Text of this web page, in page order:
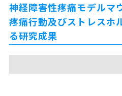
神経障害性疼痛モデルマ
疼痛行動及びストレスホ
る研究成果